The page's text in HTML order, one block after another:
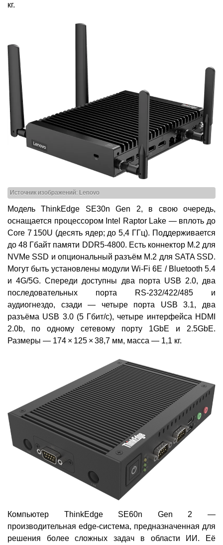
кг.
Источник изображений: Lenovo
Модель ThinkEdge SE30n Gen 2, в свою очередь,
оснащается процессором Intel Raptor Lake — вплоть до
Core 7 150U (десять ядер; до 5,4 ГГц). Поддерживается
до 48 Гбайт памяти DDR5-4800. Есть коннектор M.2 для
NVMe SSD и опциональный разъём M.2 для SATA SSD.
Могут быть установлены модули Wi-Fi 6E / Bluetooth 5.4
и 4G/5G. Спереди доступны два порта USB 2.0, два
последовательных порта RS-232/422/485 и
аудиогнездо, сзади — четыре порта USB 3.1, два
разъёма USB 3.0 (5 Гбит/с), четыре интерфейса HDMI
2.0b, по одному сетевому порту 1GbE и 2.5GbE.
Размеры — 174 × 125 × 38,7 мм, масса — 1,1 кг.
Компьютер ThinkEdge SE60n Gen 2 —
производительная edge-система, предназначенная для
решения более сложных задач в области ИИ. Её